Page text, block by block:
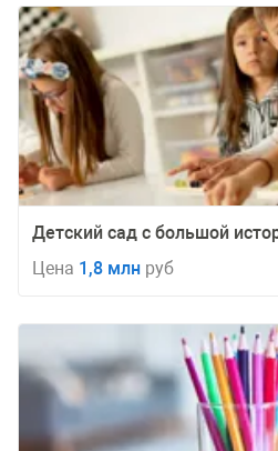
Детский сад с большой
Цена 1,8 млн руб